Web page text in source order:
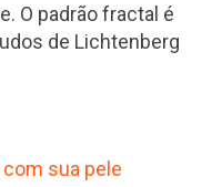
O padrão fractal é
de Lichtenberg
sua pele